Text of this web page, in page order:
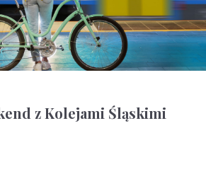
z Kolejami Śląskimi